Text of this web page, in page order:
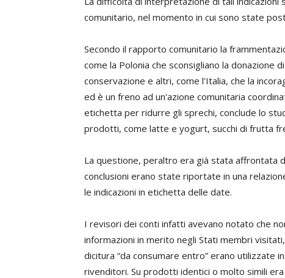
comunitario, nel momento in cui sono state
Secondo il rapporto comunitario la
come la Polonia che sconsigliano la donazione
conservazione e altri, come l'Italia, che la
ed è un freno ad un'azione comunitaria
etichetta per ridurre gli sprechi, conclude lo
prodotti, come latte e yogurt, succhi di frutta
La questione, peraltro era già stata affrontata
conclusioni erano state riportate in una
le indicazioni in etichetta delle date.
I revisori dei conti infatti avevano notato che
informazioni in merito negli Stati membri
dicitura “da consumare entro” erano
rivenditori. Su prodotti identici o molto simili